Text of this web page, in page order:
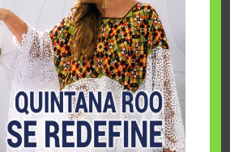
A-Wish México unieron
el deseo de una …